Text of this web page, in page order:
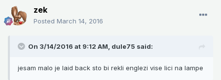
zek
Posted March 14, 2016
On 3/14/2016 at 9:12 AM, dule75 said:
jesam malo je laid back sto bi rekli englezi vise lici na lampe